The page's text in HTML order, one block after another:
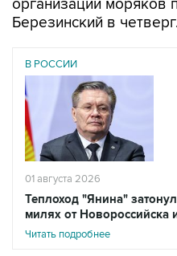
В РОССИИ
01 августа 2026
Теплоход "Янина" затонул
милях от Новороссийска
Читать подробнее
"На собрании